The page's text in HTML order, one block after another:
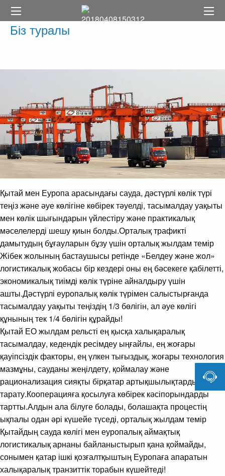
Біз туралы
Қытай мен Еуропа арасындағы сауда, дәстүрлі көлік түрі
теңіз және әуе көлігіне көбірек тәуелді, тасымалдау уақыты
мен көлік шығындарын үйлестіру және практикалық
мәселелерді шешу қиын болды.Орталық трафикті
дамытудың бұғауларын бұзу үшін орталық жылдам темір
Жібек жолының бастаушысы ретінде «Белдеу және жол»
логистикалық жобасы бір кездері оны ең бәсекеге қабілетті,
экономикалық тиімді көлік түріне айналдыру үшін
ашты.Дәстүрлі еуропалық көлік түрімен салыстырғанда
тасымалдау уақыты теңіздің 1/3 бөлігін, ал әуе көлігі
құнының тек 1/4 бөлігін құрайды!
Қытай ЕО жылдам рельсті ең қысқа халықаралық
тасымалдау, кедендік ресімдеу ыңғайлы, ең жоғары
қауіпсіздік факторы, ең үлкен тығыздық, жоғары технология
мазмұны, сауданы жеңілдету, қоймалау және
рационализация сияқты бірқатар артықшылықтарды
тарату.Кооперацияға қосылуға көбірек кәсіпорындарды
тартты.Алдын ала білуге ​​болады, болашақта процестің
ықпалы одан әрі күшейе түседі, орталық жылдам темір
Қытайдың сауда көлігі мен еуропалық аймақтық
логистикалық арнаны байланыстырып қана қоймайды,
сонымен қатар ішкі қозғалтқыштың Еуропаға апаратын
халықаралық транзиттік торабын күшейтеді!
